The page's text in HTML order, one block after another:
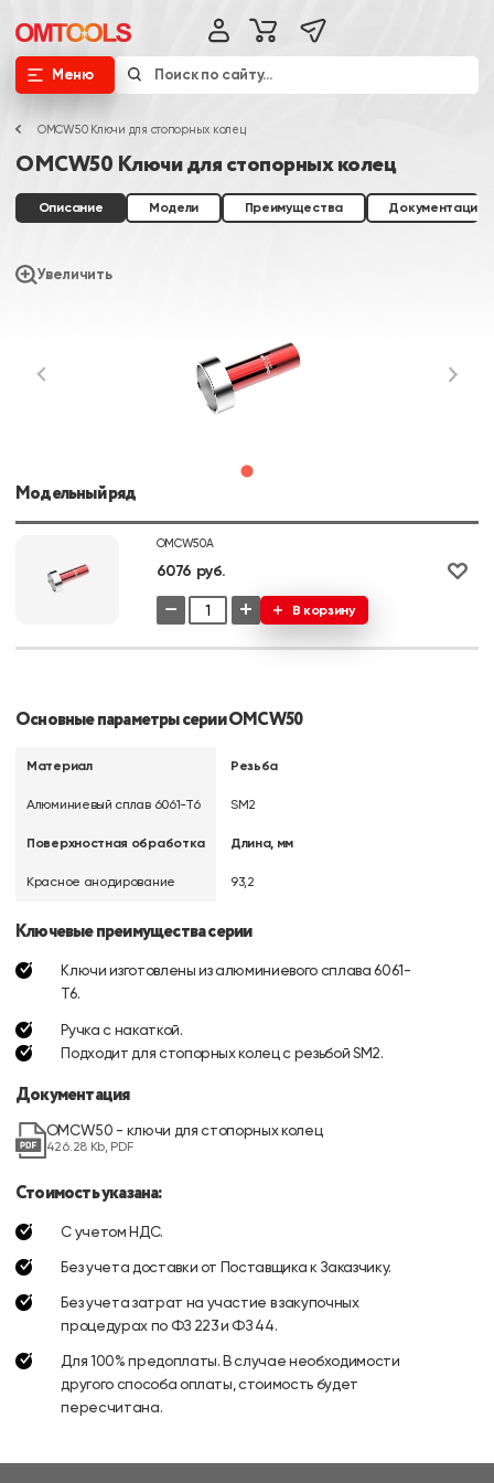
Меню
OMCW50 Ключи для стопорных колец
OMCW50 Ключи для стопорных колец
Описание Модели Преимущества Документация
Увеличить
Модельный ряд
OMCW50A
6076 руб.
− + В корзину
Основные параметры серии OMCW50
Материал
Алюминиевый сплав 6061-Т6
Поверхностная обработка
Красное анодирование
Резьба
SM2
Длина, мм
93,2
Ключевые преимущества серии
Ключи изготовлены из алюминиевого сплава 6061-
Т6.
Ручка с накаткой.
Подходит для стопорных колец с резьбой SM2.
Документация
OMCW50 - ключи для стопорных колец
426.28 Kb, PDF
Стоимость указана:
С учетом НДС.
Без учета доставки от Поставщика к Заказчику.
Без учета затрат на участие в закупочных
процедурах по ФЗ 223 и ФЗ 44.
Для 100% предоплаты. В случае необходимости
другого способа оплаты, стоимость будет
пересчитана.